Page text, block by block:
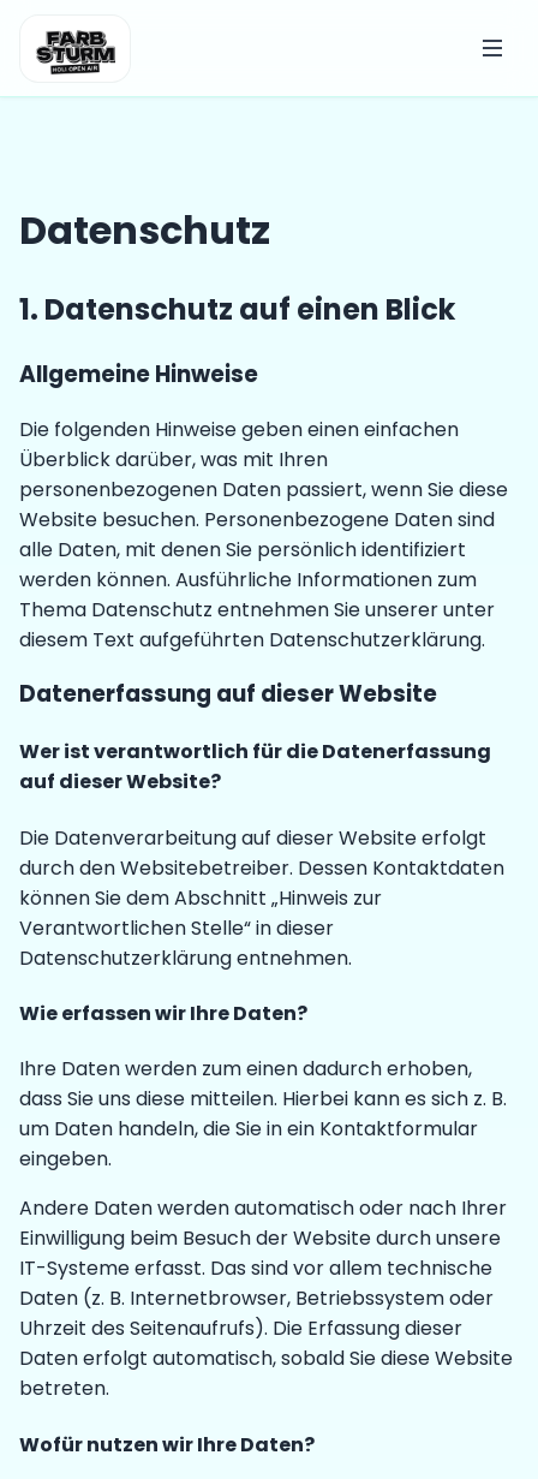
Datenschutz
1. Datenschutz auf einen Blick
Allgemeine Hinweise
Die folgenden Hinweise geben einen einfachen
Überblick darüber, was mit Ihren
personenbezogenen Daten passiert, wenn Sie diese
Website besuchen. Personenbezogene Daten sind
alle Daten, mit denen Sie persönlich identifiziert
werden können. Ausführliche Informationen zum
Thema Datenschutz entnehmen Sie unserer unter
diesem Text aufgeführten Datenschutzerklärung.
Datenerfassung auf dieser Website
Wer ist verantwortlich für die Datenerfassung
auf dieser Website?
Die Datenverarbeitung auf dieser Website erfolgt
durch den Websitebetreiber. Dessen Kontaktdaten
können Sie dem Abschnitt „Hinweis zur
Verantwortlichen Stelle“ in dieser
Datenschutzerklärung entnehmen.
Wie erfassen wir Ihre Daten?
Ihre Daten werden zum einen dadurch erhoben,
dass Sie uns diese mitteilen. Hierbei kann es sich z. B.
um Daten handeln, die Sie in ein Kontaktformular
eingeben.
Andere Daten werden automatisch oder nach Ihrer
Einwilligung beim Besuch der Website durch unsere
IT-Systeme erfasst. Das sind vor allem technische
Daten (z. B. Internetbrowser, Betriebssystem oder
Uhrzeit des Seitenaufrufs). Die Erfassung dieser
Daten erfolgt automatisch, sobald Sie diese Website
betreten.
Wofür nutzen wir Ihre Daten?